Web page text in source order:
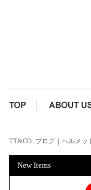
TT&CO. ブログ｜ヘルメッ
New Items